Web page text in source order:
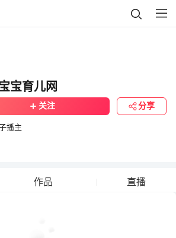
宝育儿网
关注 分享
播主
作品 直播